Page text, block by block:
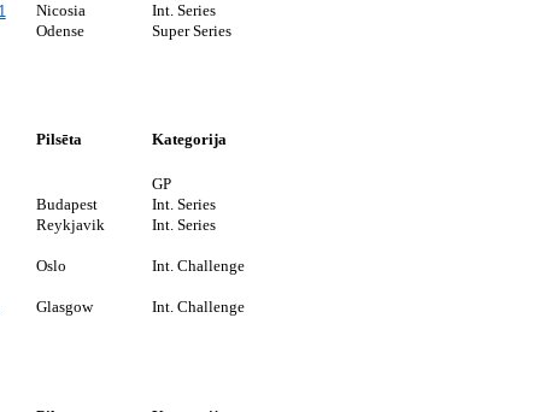
Nicosia
Int. Series
Odense
Super Series
Pilsēta Kategorija
GP
Budapest
Int. Series
Reykjavik
Int. Series
Oslo
Int. Challenge
Glasgow
Int. Challenge